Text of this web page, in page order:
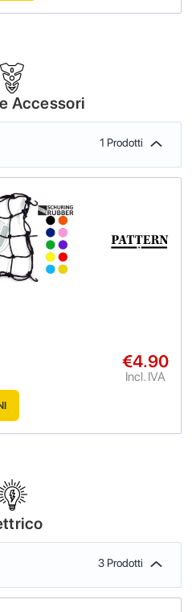
Accessori
1 Prodotti
€4.90
Incl. IVA
3 Prodotti